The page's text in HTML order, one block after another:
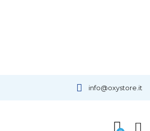
info@oxystore.it